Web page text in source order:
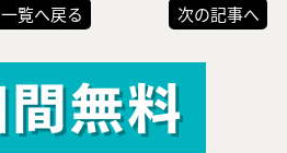
一覧へ戻る 次の記事へ